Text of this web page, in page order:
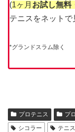
(1ヶ月 お試し無料
テニスをネットで
*グランドスラム除く
プロテニス プ
シコラー
テニス